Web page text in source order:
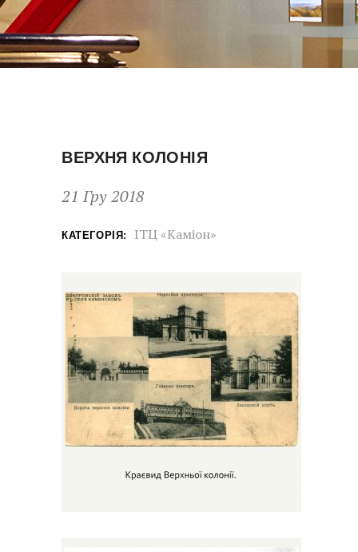
ВЕРХНЯ КОЛОНІЯ
21 Гру 2018
КАТЕГОРІЯ: ІТЦ «Каміон»